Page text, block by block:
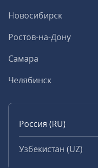
Новосибирск
Ростов-на-Дону
Самара
Челябинск
Россия (RU)
Узбекистан (UZ)